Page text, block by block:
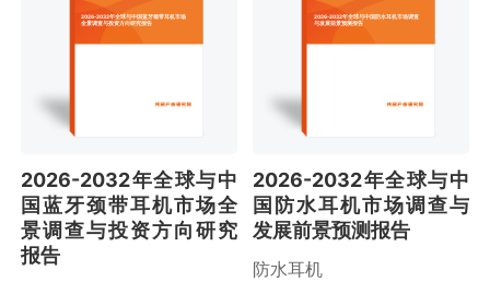
2026-2032年全球与中国蓝牙颈带耳机市场
全景调查与投资方向研究报告
2026-2032年全球与中
国蓝牙颈带耳机市场全
景调查与投资方向研究
报告
2026-2032年全球与中国防水耳机市场调查
与发展前景预测报告
2026-2032年全球与中
国防水耳机市场调查与
发展前景预测报告
防水耳机